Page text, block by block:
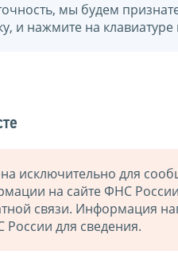
мы будем
и нажмите на
исключительно для
на сайте ФНС
связи. Информация
России для сведения.